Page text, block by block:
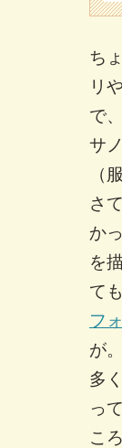
ち
リ
で
サ
（
さ
か
を
て
フ
が。
多
っ
こ